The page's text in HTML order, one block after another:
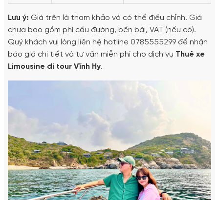
Lưu ý: Giá trên là tham khảo và có thể điều chỉnh. Giá
chưa bao gồm phí cầu đường, bến bãi, VAT (nếu có).
Quý khách vui lòng liên hệ hotline 0785555299 để nhận
báo giá chi tiết và tư vấn miễn phí cho dịch vụ Thuê xe
Limousine đi tour Vĩnh Hy.